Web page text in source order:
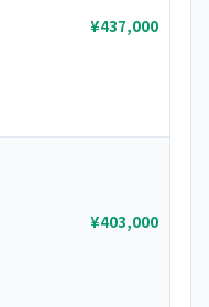
¥437,000
¥403,000